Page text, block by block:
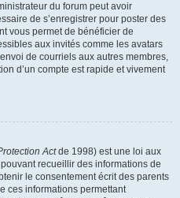
du forum peut avoir
de s’enregistrer pour poster des
vous permet de bénéficier de
aux invités comme les avatars
de courriels aux autres membres,
d’un compte est rapide et vivement
Actde 1998) est une loi aux
recueillir des informations de
le consentement écrit des parents
ces informations permettant